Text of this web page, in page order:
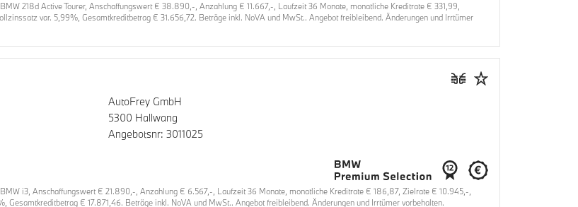
218d Active Tourer, Anschaffungswert € 38.890,-, Anzahlung € 11.667,-, Laufzeit 36 Monate, monatliche Kreditrate € 331,99,
var. 5,99%, Gesamtkreditbetrag € 31.656,72. Beträge inkl. NoVA und MwSt.. Angebot freibleibend. Änderungen und Irrtümer
AutoFrey GmbH
5300 Hallwang
Angebotsnr: 3011025
i3, Anschaffungswert € 21.890,-, Anzahlung € 6.567,-, Laufzeit 36 Monate, monatliche Kreditrate € 186,87, Zielrate € 10.945,-,
€ 17.871,46. Beträge inkl. NoVA und MwSt.. Angebot freibleibend. Änderungen und Irrtümer vorbehalten.